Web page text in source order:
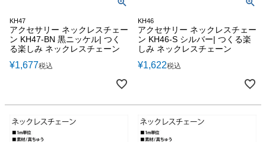
KH47
アクセサリー ネックレスチェー
ン KH47-BN 黒ニッケル| つく
る楽しみ ネックレスチェーン
¥1,677税込
KH46
アクセサリー ネックレスチェー
ン KH46-S シルバー| つくる楽
しみ ネックレスチェーン
¥1,622税込